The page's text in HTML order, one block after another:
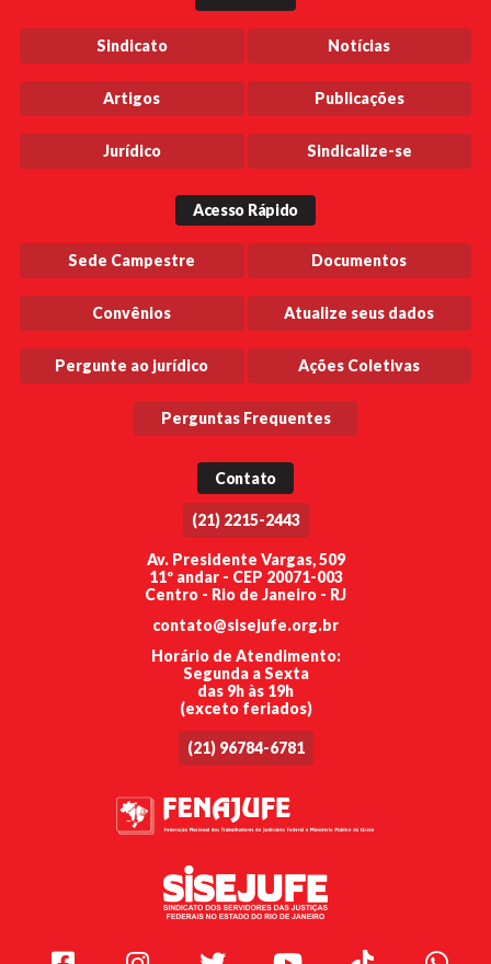
Sindicato Notícias
Artigos Publicações
Jurídico Sindicalize-se
Acesso Rápido
Sede Campestre Documentos
Convênios Atualize seus dados
Pergunte ao jurídico Ações Coletivas
Perguntas Frequentes
Contato
(21) 2215-2443
Av. Presidente Vargas, 509
11º andar - CEP 20071-003
Centro - Rio de Janeiro - RJ
contato@sisejufe.org.br
Horário de Atendimento:
Segunda a Sexta
das 9h às 19h
(exceto feriados)
(21) 96784-6781
Facebook Instagram Twitter Youtube TikTok